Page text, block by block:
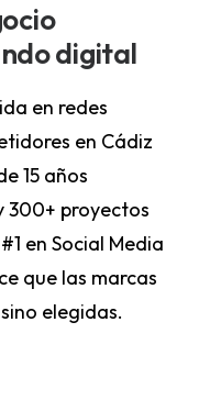
digital
en redes
en Cádiz
15 años
300+ proyectos
en Social Media
que las marcas
elegidas.